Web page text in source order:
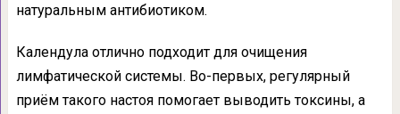
натуральным антибиотиком.
Календула отлично подходит для очищения
лимфатической системы. Во-первых, регулярный
приём такого настоя помогает выводить токсины, а